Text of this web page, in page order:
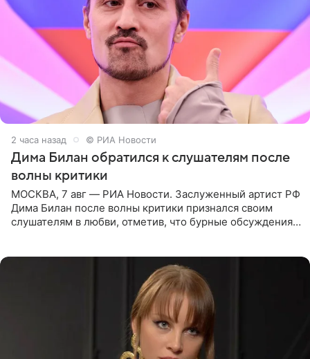
2 часа назад © РИА Новости
Дима Билан обратился к слушателям после
волны критики
МОСКВА, 7 авг — РИА Новости. Заслуженный артист РФ
Дима Билан после волны критики признался своим
слушателям в любви, отметив, что бурные обсуждения